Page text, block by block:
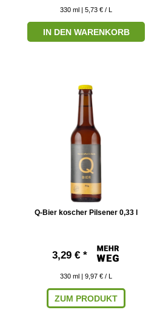
330 ml | 5,73 € / L
IN DEN WARENKORB
Q-Bier koscher Pilsener 0,33 l
3,29 € *
330 ml | 9,97 € / L
ZUM PRODUKT